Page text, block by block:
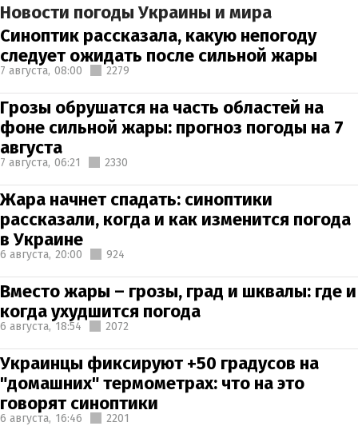
Новости погоды Украины и мира
Синоптик рассказала, какую непогоду
следует ожидать после сильной жары
7 августа, 08:00 2279
Грозы обрушатся на часть областей на
фоне сильной жары: прогноз погоды на 7
августа
7 августа, 06:21 2330
Жара начнет спадать: синоптики
рассказали, когда и как изменится погода
в Украине
6 августа, 20:00 924
Вместо жары – грозы, град и шквалы: где и
когда ухудшится погода
6 августа, 18:54 2072
Украинцы фиксируют +50 градусов на
"домашних" термометрах: что на это
говорят синоптики
6 августа, 16:46 2201